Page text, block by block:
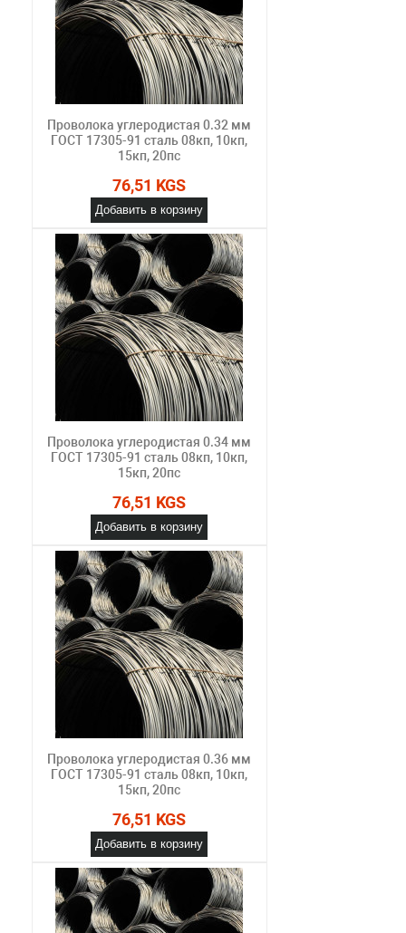
Проволока углеродистая 0.32 мм
ГОСТ 17305-91 сталь 08кп, 10кп,
15кп, 20пс
76,51 KGS
Добавить в корзину
Проволока углеродистая 0.34 мм
ГОСТ 17305-91 сталь 08кп, 10кп,
15кп, 20пс
76,51 KGS
Добавить в корзину
Проволока углеродистая 0.36 мм
ГОСТ 17305-91 сталь 08кп, 10кп,
15кп, 20пс
76,51 KGS
Добавить в корзину